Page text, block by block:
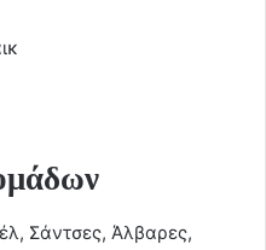
Σάντσες, Άλβαρες,